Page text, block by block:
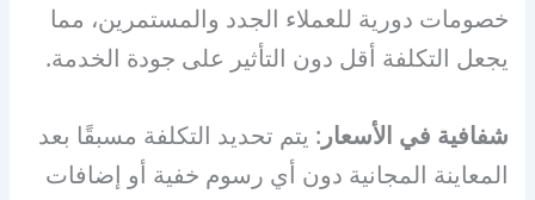
خصومات دورية للعملاء الجدد والمستمرين، مما
يجعل التكلفة أقل دون التأثير على جودة الخدمة.
شفافية في الأسعار : يتم تحديد التكلفة مسبقًا بعد
المعاينة المجانية دون أي رسوم خفية أو إضافات